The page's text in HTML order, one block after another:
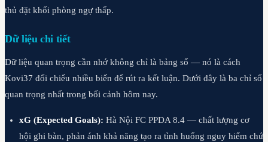
thủ đặt khối phòng ngự thấp.
Dữ liệu chi tiết
Dữ liệu quan trọng cần nhớ không chỉ là bảng số — nó là cách
Kovi37 đối chiếu nhiều biến để rút ra kết luận. Dưới đây là ba chỉ số
quan trọng nhất trong bối cảnh hôm nay.
xG (Expected Goals): Hà Nội FC PPDA 8.4 — chất lượng cơ
hội ghi bàn, phản ánh khả năng tạo ra tình huống nguy hiểm chứ